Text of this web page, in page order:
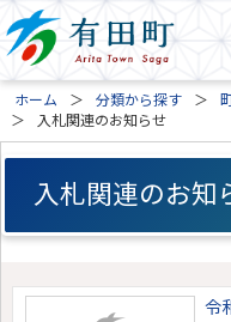
ホーム 分類から探す
入札関連のお知らせ
入札関連のお知
令